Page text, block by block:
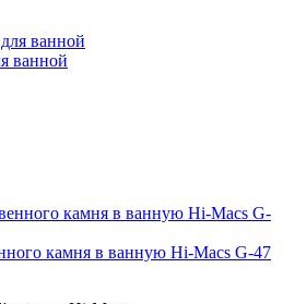
ванной
камня в ванную Hi-Macs G-47